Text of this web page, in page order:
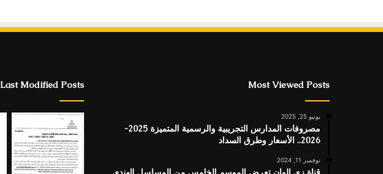
Most Viewed Posts
يونيو 25, 2025
مصروفات المدارس التجريبية والرسمية المتميزة 2025-
2026.. الأسعار وطرق السداد
نوفمبر 11, 2024
Last Modified Posts